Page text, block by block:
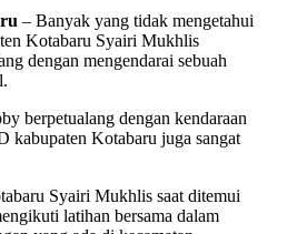
– Banyak yang tidak mengetahui
Kotabaru Syairi Mukhlis
dengan mengendarai sebuah
berpetualang dengan kendaraan
kabupaten Kotabaru juga sangat
Syairi Mukhlis saat ditemui
latihan bersama dalam